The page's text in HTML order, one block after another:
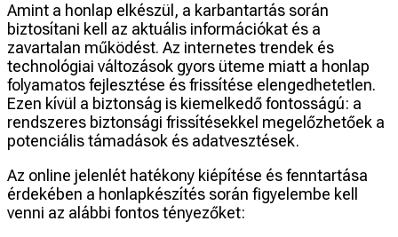
Amint a honlap elkészül, a karbantartás során
biztosítani kell az aktuális információkat és a
zavartalan működést. Az internetes trendek és
technológiai változások gyors üteme miatt a honlap
folyamatos fejlesztése és frissítése elengedhetetlen.
Ezen kívül a biztonság is kiemelkedő fontosságú: a
rendszeres biztonsági frissítésekkel megelőzhetőek a
potenciális támadások és adatvesztések.
Az online jelenlét hatékony kiépítése és fenntartása
érdekében a honlapkészítés során figyelembe kell
venni az alábbi fontos tényezőket: